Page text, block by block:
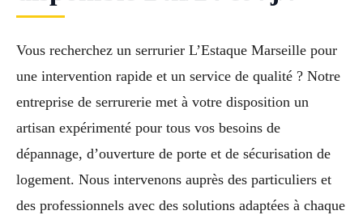
Vous recherchez un serrurier L’Estaque Marseille pour
une intervention rapide et un service de qualité ? Notre
entreprise de serrurerie met à votre disposition un
artisan expérimenté pour tous vos besoins de
dépannage, d’ouverture de porte et de sécurisation de
logement. Nous intervenons auprès des particuliers et
des professionnels avec des solutions adaptées à chaque